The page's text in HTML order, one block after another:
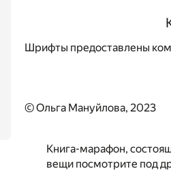
Шрифты предоставлены
© Ольга Мануйлова, 2023
Книга-марафон,
вещи посмотрите под